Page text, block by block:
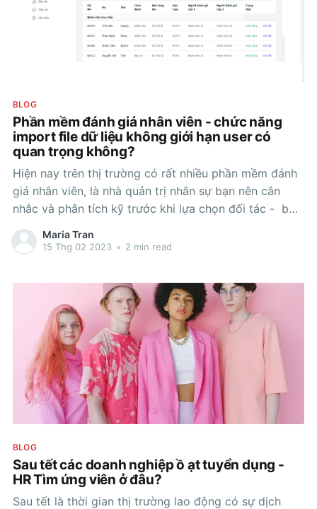
BLOG
Phần mềm đánh giá nhân viên - chức năng
import file dữ liệu không giới hạn user có
quan trọng không?
Hiện nay trên thị trường có rất nhiều phần mềm đánh
giá nhân viên, là nhà quản trị nhân sự bạn nên cân
nhắc và phân tích kỹ trước khi lựa chọn đối tác - bởi
việc chọn phần mềm phù hợp cho doanh nghiệp là
việc làm vô cùng quan
Maria Tran
15 Thg 02 2023 • 2 min read
BLOG
Sau tết các doanh nghiệp ồ ạt tuyển dụng -
HR Tìm ứng viên ở đâu?
Sau tết là thời gian thị trường lao động có sự dịch